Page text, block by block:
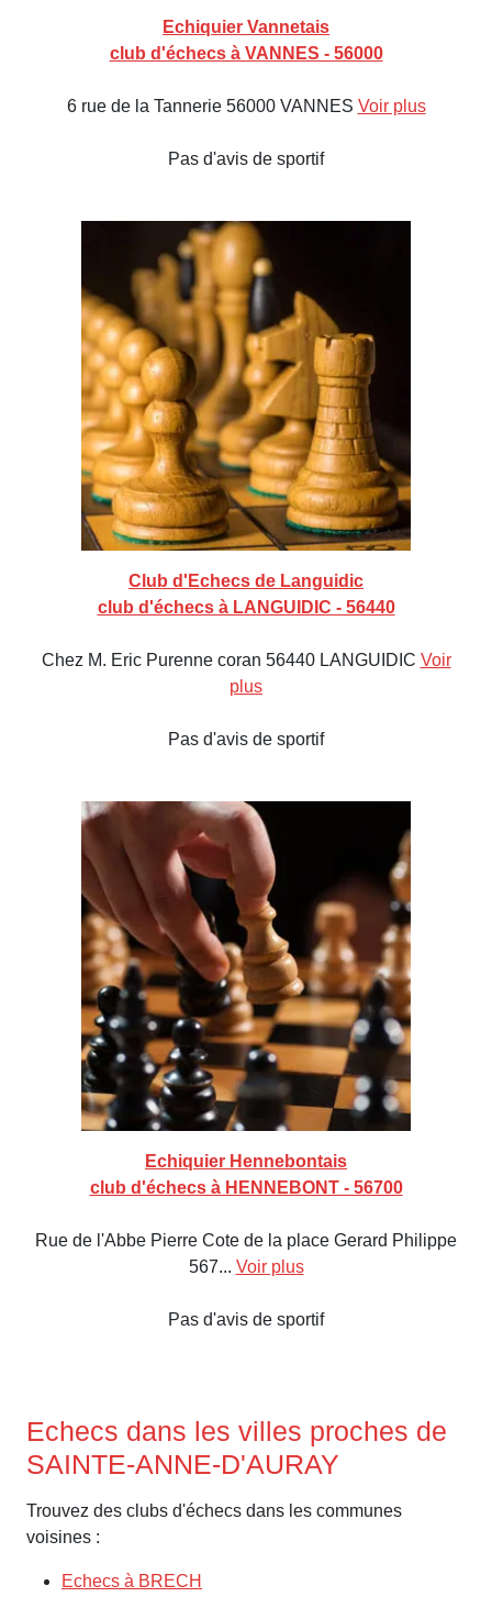
Echiquier Vannetais
club d'échecs à VANNES - 56000
6 rue de la Tannerie 56000 VANNES Voir plus
Pas d'avis de sportif
Club d'Echecs de Languidic
club d'échecs à LANGUIDIC - 56440
Chez M. Eric Purenne coran 56440 LANGUIDIC Voir
plus
Pas d'avis de sportif
Echiquier Hennebontais
club d'échecs à HENNEBONT - 56700
Rue de l'Abbe Pierre Cote de la place Gerard Philippe
567... Voir plus
Pas d'avis de sportif
Echecs dans les villes proches de
SAINTE-ANNE-D'AURAY
Trouvez des clubs d'échecs dans les communes
voisines :
Echecs à BRECH